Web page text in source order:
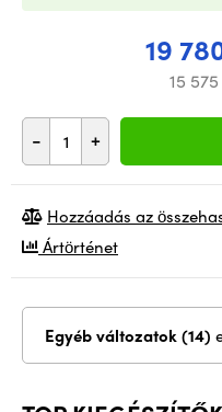
19
15
- +
Hozzáadás az
Ártörténet
Egyéb változatok (14)